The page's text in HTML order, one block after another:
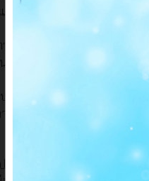
ะมูลฝอย
วนตำบล
อันตรายต่อ
หารจัดการ
รบริหารส่วน
ะชาชน